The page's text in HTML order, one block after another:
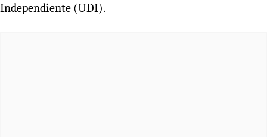
Independiente (UDI).